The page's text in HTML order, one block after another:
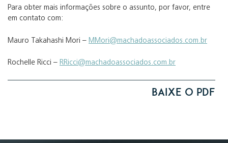
Para obter mais informações sobre o assunto, por favor, entre
em contato com:
Mauro Takahashi Mori – MMori@machadoassociados.com.br
Rochelle Ricci – RRicci@machadoassociados.com.br
Baixe o PDF